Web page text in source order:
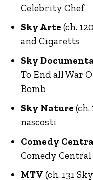
Celebrity Chef
Sky Arte (ch.
and Cigaretts
Sky
To End all War
Bomb
Sky Nature
nascosti
Comedy
Comedy Central
MTV (ch. 131